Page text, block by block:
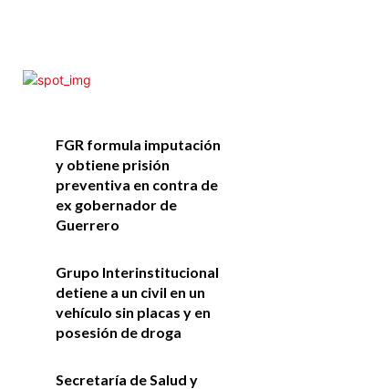
FGR formula imputación
y obtiene prisión
preventiva en contra de
ex gobernador de
Guerrero
Grupo Interinstitucional
detiene a un civil en un
vehículo sin placas y en
posesión de droga
Secretaría de Salud y